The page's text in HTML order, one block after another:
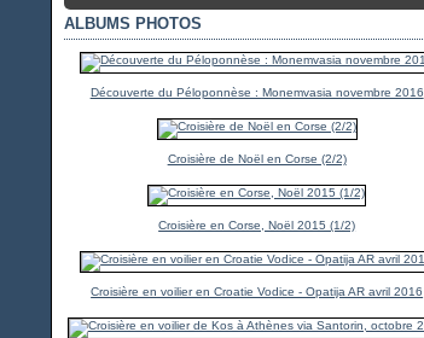
ALBUMS PHOTOS
Découverte du Péloponnèse : Monemvasia novembre 2016
Croisière de Noël en Corse (2/2)
Croisière en Corse, Noël 2015 (1/2)
Croisière en voilier en Croatie Vodice - Opatija AR avril 2016